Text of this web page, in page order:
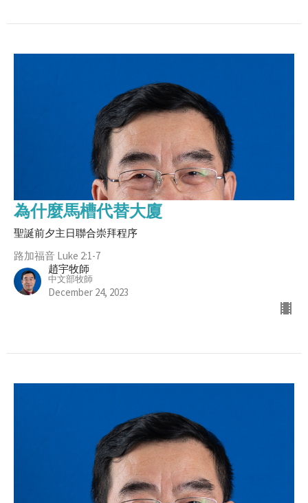
為什麼馬槽代替大廈
聖誕前夕主日聯合崇拜程序
路加福音 Luke 2:1-7
趙宇牧師
中文部牧師
December 24, 2023